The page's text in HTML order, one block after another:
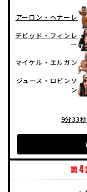
アーロン・ヘナーレ
デビッド・フィンレ
ー
マイケル・エルガン
ジュース・ロビンソ
ン
9分33
第4